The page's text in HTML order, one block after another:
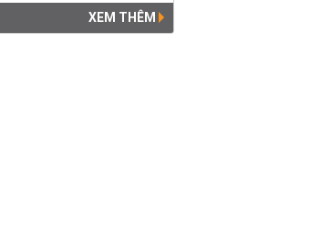
XEM THÊM